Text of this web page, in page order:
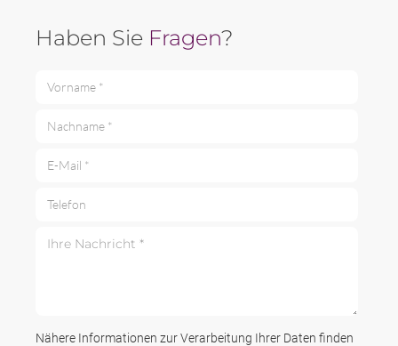
Haben Sie Fragen?
Nähere Informationen zur Verarbeitung Ihrer Daten finden